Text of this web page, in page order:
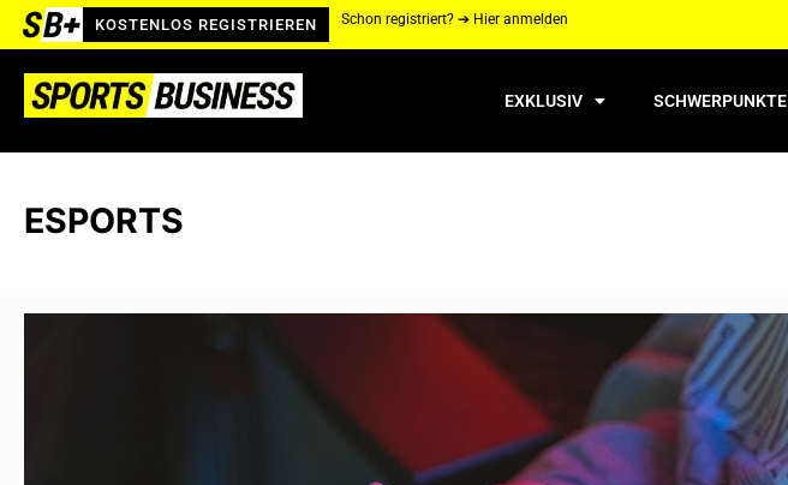
KOSTENLOS REGISTRIEREN Schon registriert? ➔ Hier anmelden
EXKLUSIV SCHWERPUNKTE
ESPORTS